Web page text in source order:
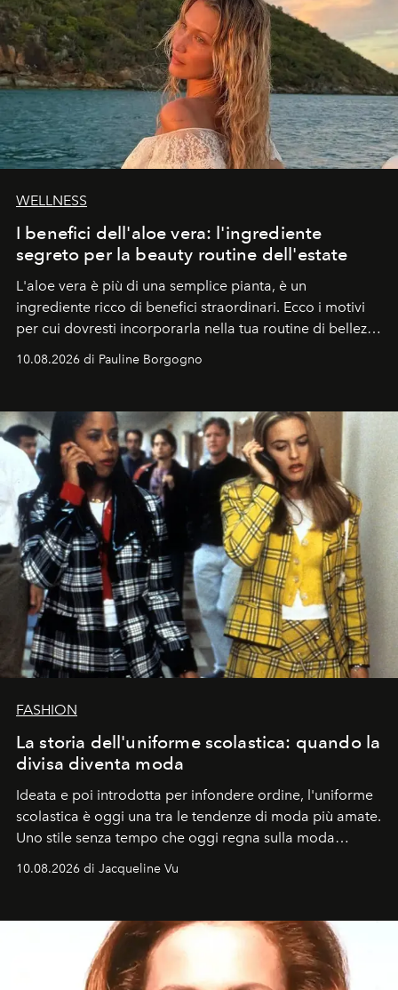
WELLNESS
I benefici dell'aloe vera: l'ingrediente
segreto per la beauty routine dell'estate
L'aloe vera è più di una semplice pianta, è un
ingrediente ricco di benefici straordinari. Ecco i motivi
per cui dovresti incorporarla nella tua routine di bellezza
e benessere.
10.08.2026 di Pauline Borgogno
FASHION
La storia dell'uniforme scolastica: quando la
divisa diventa moda
Ideata e poi introdotta per infondere ordine, l'uniforme
scolastica è oggi una tra le tendenze di moda più amate.
Uno stile senza tempo che oggi regna sulla moda
tradizionale e sulla cultura pop.
10.08.2026 di Jacqueline Vu